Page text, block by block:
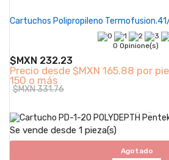
Cartuchos Polipropileno
0 Opinione(s)
$MXN 232.23
Precio desde $MXN 165.88 por
150 o más
$MXN 331.76
Se vende desde 1 pieza(s)
Agotado